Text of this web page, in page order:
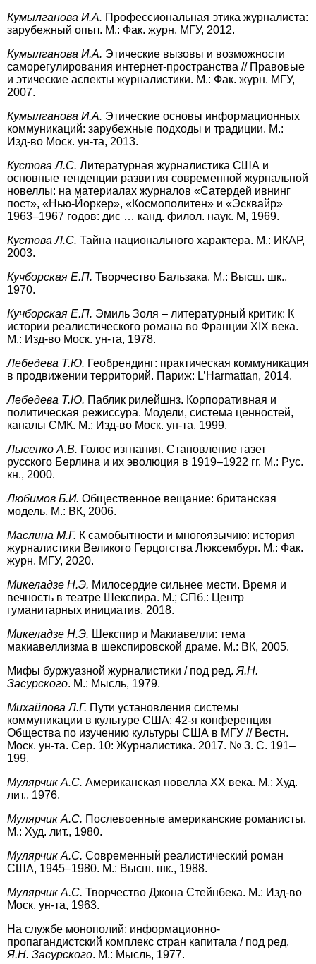
Кумылганова И.А. Профессиональная этика журналиста:
зарубежный опыт. М.: Фак. журн. МГУ, 2012.
Кумылганова И.А. Этические вызовы и возможности
саморегулирования интернет-пространства // Правовые
и этические аспекты журналистики. М.: Фак. журн. МГУ,
2007.
Кумылганова И.А. Этические основы информационных
коммуникаций: зарубежные подходы и традиции. М.:
Изд-во Моск. ун-та, 2013.
Кустова Л.С. Литературная журналистика США и
основные тенденции развития современной журнальной
новеллы: на материалах журналов «Сатердей ивнинг
пост», «Нью-Йоркер», «Космополитен» и «Эсквайр»
1963–1967 годов: дис … канд. филол. наук. М, 1969.
Кустова Л.С. Тайна национального характера. М.: ИКАР,
2003.
Кучборская Е.П. Творчество Бальзака. М.: Высш. шк.,
1970.
Кучборская Е.П. Эмиль Золя – литературный критик: К
истории реалистического романа во Франции XIX века.
М.: Изд-во Моск. ун-та, 1978.
Лебедева Т.Ю. Геобрендинг: практическая коммуникация
в продвижении территорий. Париж: L’Harmattan, 2014.
Лебедева Т.Ю. Паблик рилейшнз. Корпоративная и
политическая режиссура. Модели, система ценностей,
каналы СМК. М.: Изд-во Моск. ун-та, 1999.
Лысенко А.В. Голос изгнания. Становление газет
русского Берлина и их эволюция в 1919–1922 гг. М.: Рус.
кн., 2000.
Любимов Б.И. Общественное вещание: британская
модель. М.: ВК, 2006.
Маслина М.Г. К самобытности и многоязычию: история
журналистики Великого Герцогства Люксембург. М.: Фак.
журн. МГУ, 2020.
Микеладзе Н.Э. Милосердие сильнее мести. Время и
вечность в театре Шекспира. М.; СПб.: Центр
гуманитарных инициатив, 2018.
Микеладзе Н.Э. Шекспир и Макиавелли: тема
макиавеллизма в шекспировской драме. М.: ВК, 2005.
Мифы буржуазной журналистики / под ред. Я.Н.
Засурского. М.: Мысль, 1979.
Михайлова Л.Г. Пути установления системы
коммуникации в культуре США: 42-я конференция
Общества по изучению культуры США в МГУ // Вестн.
Моск. ун-та. Сер. 10: Журналистика. 2017. № 3. С. 191–
199.
Мулярчик А.С. Американская новелла ХХ века. М.: Худ.
лит., 1976.
Мулярчик А.С. Послевоенные американские романисты.
М.: Худ. лит., 1980.
Мулярчик А.С. Современный реалистический роман
США, 1945–1980. М.: Высш. шк., 1988.
Мулярчик А.С. Творчество Джона Стейнбека. М.: Изд-во
Моск. ун-та, 1963.
На службе монополий: информационно-
пропагандистский комплекс стран капитала / под ред.
Я.Н. Засурского. М.: Мысль, 1977.